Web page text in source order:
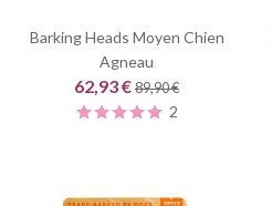
Barking Heads Moyen Chien
Agneau
62,93 €89,90 €
2